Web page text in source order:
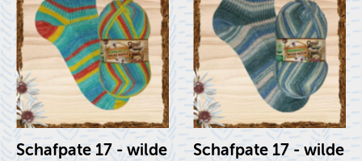
Schaf­pa­te 17 - wilde
Schaf­pa­te 17 - wilde